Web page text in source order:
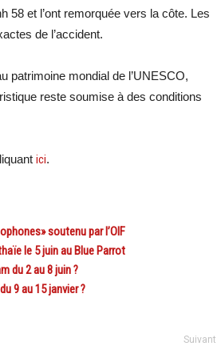
58 et l’ont remorquée vers la côte. Les
de l’accident.
patrimoine mondial de l’UNESCO,
reste soumise à des conditions
ici.
soutenu par l’OIF
le 5 juin au Blue Parrot
du 2 au 8 juin ?
9 au 15 janvier ?
Suivant